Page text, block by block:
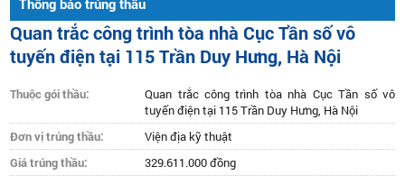
Thông báo trúng thầu
Quan trắc công trình tòa nhà Cục Tần số vô
tuyến điện tại 115 Trần Duy Hưng, Hà Nội
Thuộc gói thầu:
Quan trắc công trình tòa nhà Cục Tần số vô
tuyến điện tại 115 Trần Duy Hưng, Hà Nội
Đơn vị trúng thầu:
Viện địa kỹ thuật
Giá trúng thầu:
329.611.000 đồng